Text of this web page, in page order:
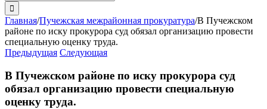
поиска:
Главная/Пучежская межрайонная прокуратура/В Пучежском
районе по иску прокурора суд обязал организацию провести
специальную оценку труда.
Предыдущая Следующая
В Пучежском районе по иску прокурора суд
обязал организацию провести специальную
оценку труда.